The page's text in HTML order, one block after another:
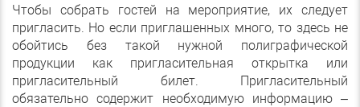
Чтобы собрать гостей на мероприятие, их следует
пригласить. Но если приглашенных много, то здесь не
обойтись без такой нужной полиграфической
продукции как пригласительная открытка или
пригласительный билет. Пригласительный
обязательно содержит необходимую информацию –